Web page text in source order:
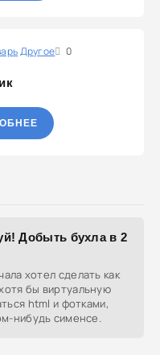
Другое 0
Добыть бухла в 2
хотел сделать как
бы виртуальную
html и фотками,
нибудь сименсе.